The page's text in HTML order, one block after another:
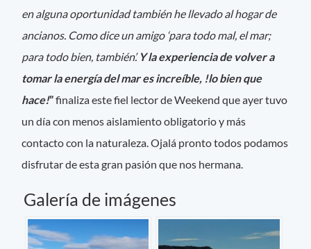
en alguna oportunidad también he llevado al hogar de
ancianos. Como dice un amigo ‘para todo mal, el mar;
para todo bien, también’. Y la experiencia de volver a
tomar la energía del mar es increíble, !lo bien que
hace!”finaliza este fiel lector de Weekend que ayer tuvo
un día con menos aislamiento obligatorio y más
contacto con la naturaleza. Ojalá pronto todos podamos
disfrutar de esta gran pasión que nos hermana.
Galería de imágenes